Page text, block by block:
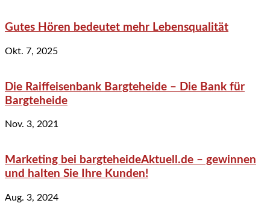
Gutes Hören bedeutet mehr Lebensqualität
Okt. 7, 2025
Die Raiffeisenbank Bargteheide – Die Bank für
Bargteheide
Nov. 3, 2021
Marketing bei bargteheideAktuell.de – gewinnen
und halten Sie Ihre Kunden!
Aug. 3, 2024